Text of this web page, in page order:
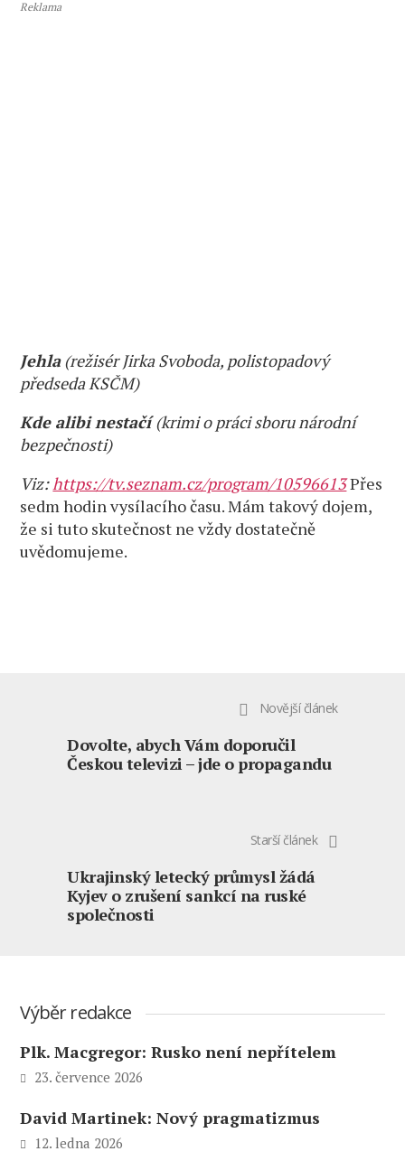
Reklama
Jehla(režisér Jirka Svoboda, polistopadový
předseda KSČM)
Kde alibi nestačí(krimi o práci sboru národní
bezpečnosti)
Viz: https://tv.seznam.cz/program/10596613Přes
sedm hodin vysílacího času. Mám takový dojem,
že si tuto skutečnost ne vždy dostatečně
uvědomujeme.
Novější článek
Dovolte, abych Vám doporučil
Českou televizi – jde o propagandu
Starší článek
Ukrajinský letecký průmysl žádá
Kyjev o zrušení sankcí na ruské
společnosti
Výběr redakce
Plk. Macgregor: Rusko není nepřítelem
23. července 2026
David Martinek: Nový pragmatizmus
12. ledna 2026